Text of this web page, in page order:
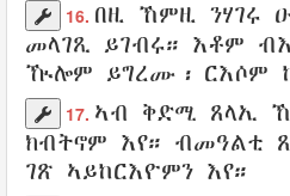
16. በዚ ኸምዚ ንሃገሩ
መላገጺ ይገብሩ። እቶም
ዂሎም ይግረሙ ፡ ርእሶም
17. ኣብ ቅድሚ ጸላኢ
ክብትኖም እየ። ብመዓልቲ
ገጽ ኣይከርእዮምን እየ።